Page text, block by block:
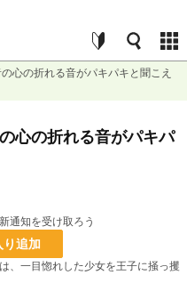
心の折れる音がパキパキと聞こえ
心の折れる音がパキパ
通知を受け取ろう
り追加
、一目惚れした少女を王子に掻っ攫